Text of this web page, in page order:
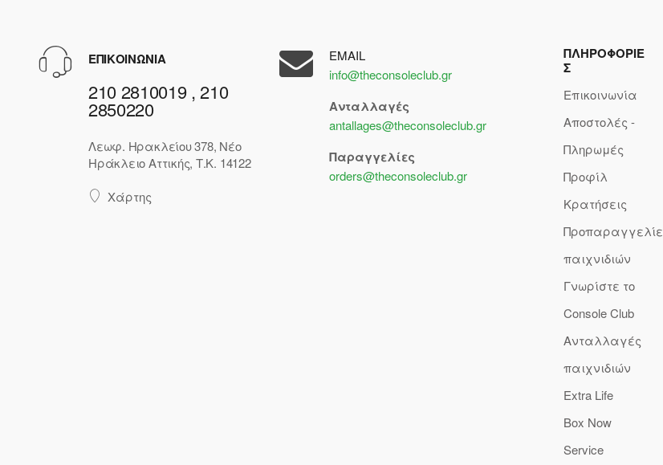
ΕΠΙΚΟΙΝΩΝΙΑ
210 2810019 , 210
2850220
Λεωφ. Ηρακλείου 378, Νέο
Ηράκλειο Αττικής, Τ.Κ. 14122
Χάρτης
EMAIL
info@theconsoleclub.gr
Ανταλλαγές
antallages@theconsoleclub.gr
Παραγγελίες
orders@theconsoleclub.gr
ΠΛΗΡΟΦΟΡΙΕ
Σ
Επικοινωνία
Αποστολές -
Πληρωμές
Προφίλ
Κρατήσεις
παιχνιδιών
Γνωρίστε το
Console Club
Ανταλλαγές
παιχνιδιών
Extra Life
Box Now
Service